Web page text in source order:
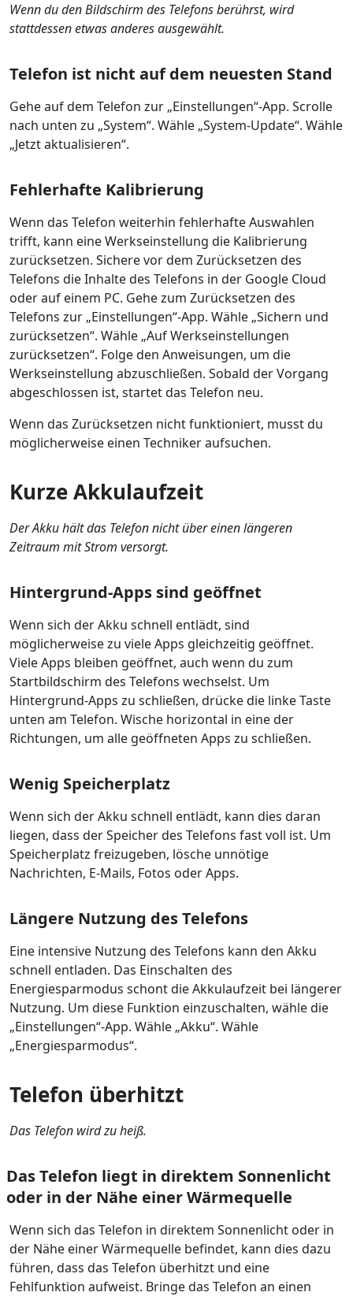
Wenn du den Bildschirm des Telefons berührst, wird
stattdessen etwas anderes ausgewählt.
Telefon ist nicht auf dem neuesten Stand
Gehe auf dem Telefon zur „Einstellungen“-App. Scrolle
nach unten zu „System“. Wähle „System-Update“. Wähle
„Jetzt aktualisieren“.
Fehlerhafte Kalibrierung
Wenn das Telefon weiterhin fehlerhafte Auswahlen
trifft, kann eine Werkseinstellung die Kalibrierung
zurücksetzen. Sichere vor dem Zurücksetzen des
Telefons die Inhalte des Telefons in der Google Cloud
oder auf einem PC. Gehe zum Zurücksetzen des
Telefons zur „Einstellungen“-App. Wähle „Sichern und
zurücksetzen“. Wähle „Auf Werkseinstellungen
zurücksetzen“. Folge den Anweisungen, um die
Werkseinstellung abzuschließen. Sobald der Vorgang
abgeschlossen ist, startet das Telefon neu.
Wenn das Zurücksetzen nicht funktioniert, musst du
möglicherweise einen Techniker aufsuchen.
Kurze Akkulaufzeit
Der Akku hält das Telefon nicht über einen längeren
Zeitraum mit Strom versorgt.
Hintergrund-Apps sind geöffnet
Wenn sich der Akku schnell entlädt, sind
möglicherweise zu viele Apps gleichzeitig geöffnet.
Viele Apps bleiben geöffnet, auch wenn du zum
Startbildschirm des Telefons wechselst. Um
Hintergrund-Apps zu schließen, drücke die linke Taste
unten am Telefon. Wische horizontal in eine der
Richtungen, um alle geöffneten Apps zu schließen.
Wenig Speicherplatz
Wenn sich der Akku schnell entlädt, kann dies daran
liegen, dass der Speicher des Telefons fast voll ist. Um
Speicherplatz freizugeben, lösche unnötige
Nachrichten, E-Mails, Fotos oder Apps.
Längere Nutzung des Telefons
Eine intensive Nutzung des Telefons kann den Akku
schnell entladen. Das Einschalten des
Energiesparmodus schont die Akkulaufzeit bei längerer
Nutzung. Um diese Funktion einzuschalten, wähle die
„Einstellungen“-App. Wähle „Akku“. Wähle
„Energiesparmodus“.
Telefon überhitzt
Das Telefon wird zu heiß.
Das Telefon liegt in direktem Sonnenlicht
oder in der Nähe einer Wärmequelle
Wenn sich das Telefon in direktem Sonnenlicht oder in
der Nähe einer Wärmequelle befindet, kann dies dazu
führen, dass das Telefon überhitzt und eine
Fehlfunktion aufweist. Bringe das Telefon an einen